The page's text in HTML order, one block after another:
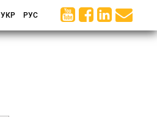
УКР РУС